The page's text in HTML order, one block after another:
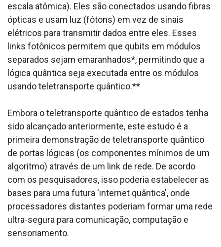
escala atômica). Eles são conectados usando fibras
ópticas e usam luz (fótons) em vez de sinais
elétricos para transmitir dados entre eles. Esses
links fotônicos permitem que qubits em módulos
separados sejam emaranhados*, permitindo que a
lógica quântica seja executada entre os módulos
usando teletransporte quântico.**
Embora o teletransporte quântico de estados tenha
sido alcançado anteriormente, este estudo é a
primeira demonstração de teletransporte quântico
de portas lógicas (os componentes mínimos de um
algoritmo) através de um link de rede. De acordo
com os pesquisadores, isso poderia estabelecer as
bases para uma futura 'internet quântica', onde
processadores distantes poderiam formar uma rede
ultra-segura para comunicação, computação e
sensoriamento.